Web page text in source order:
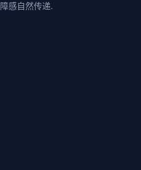
感自然传递.